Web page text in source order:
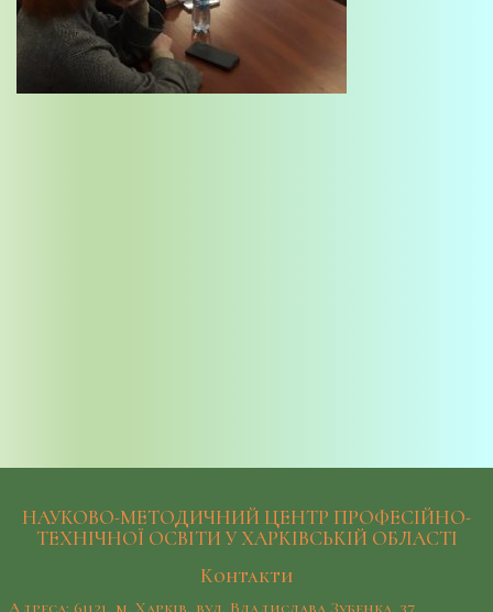
НАУКОВО-МЕТОДИЧНИЙ ЦЕНТР ПРОФЕСІЙНО-
ТЕХНІЧНОЇ ОСВІТИ У ХАРКІВСЬКІЙ ОБЛАСТІ
Контакти
Адреса: 61121, м. Харків, вул. Владислава Зубенка, 37